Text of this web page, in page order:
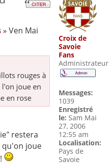
» Ven Mai
rouges à
l'on joue en
en rose
restera
joue
Croix de
Savoie
Fans
Administrateur
Messages:
1039
Enregistré
le: Sam Mai
27, 2006
12:55 am
Localisation:
Pays de
Savoie